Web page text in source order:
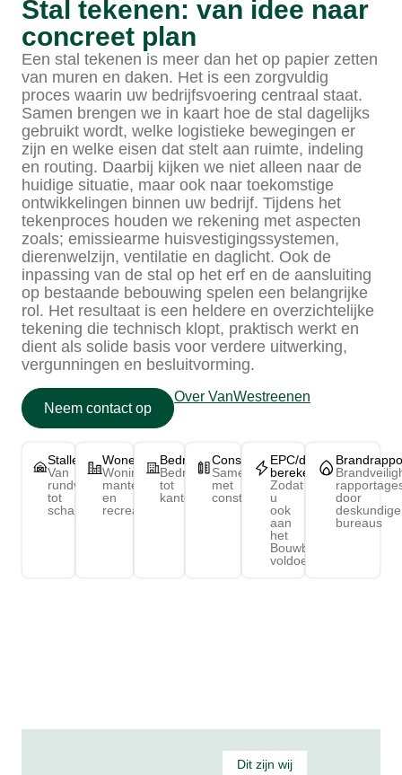
Stal tekenen: van idee naar
concreet plan
Een stal tekenen is meer dan het op papier zetten
van muren en daken. Het is een zorgvuldig
proces waarin uw bedrijfsvoering centraal staat.
Samen brengen we in kaart hoe de stal dagelijks
gebruikt wordt, welke logistieke bewegingen er
zijn en welke eisen dat stelt aan ruimte, indeling
en routing. Daarbij kijken we niet alleen naar de
huidige situatie, maar ook naar toekomstige
ontwikkelingen binnen uw bedrijf. Tijdens het
tekenproces houden we rekening met aspecten
zoals; emissiearme huisvestigingssystemen,
dierenwelzijn, ventilatie en daglicht. Ook de
inpassing van de stal op het erf en de aansluiting
op bestaande bebouwing spelen een belangrijke
rol. Het resultaat is een heldere en overzichtelijke
tekening die technisch klopt, praktisch werkt en
dient als solide basis voor verdere uitwerking,
vergunningen en besluitvorming.
Neem contact op
Over VanWestreenen
Stallen
Van
rundvee-
tot
schapenstal
Wonen
Woningen,
mantelzorg
en
recreatie
Bedrijfsgebouwen
Bedrijfshallen
tot
kantoren
Constructieberekening
Samenwerking
met
constructeurs
EPC/daglicht-
berekeningen
Zodat
u
ook
aan
het
Bouwbesluit
voldoet
door
deskundige
bureaus
Dit zijn wij